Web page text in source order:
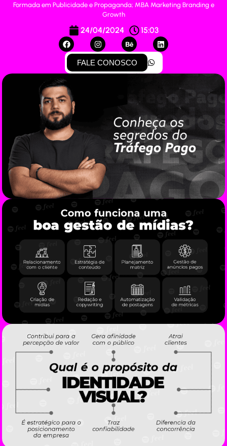
Formada em Publicidade e Propaganda; MBA Marketing Branding e
Growth
24/04/2024 15:03
FALE CONOSCO